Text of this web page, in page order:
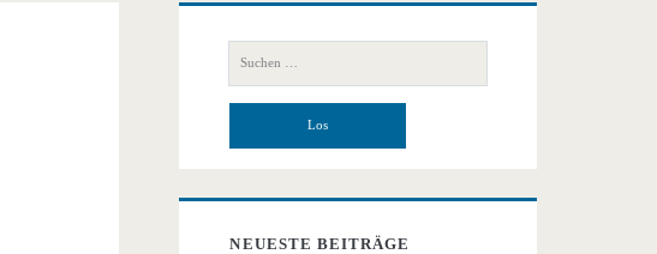
Primäre
Seitenleiste
nach:
NEUESTE BEITRÄGE